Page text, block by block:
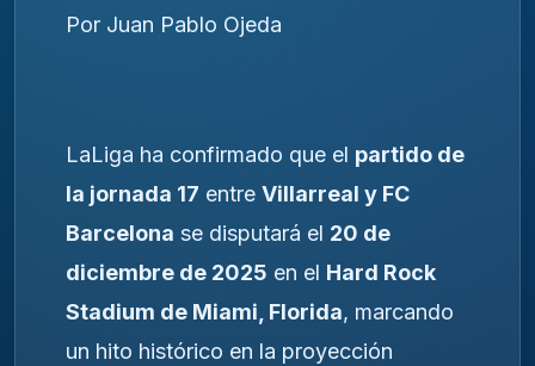
Por Juan Pablo Ojeda
LaLiga ha confirmado que el partido de
la jornada 17 entre Villarreal y FC
Barcelona se disputará el 20 de
diciembre de 2025 en el Hard Rock
Stadium de Miami, Florida, marcando
un hito histórico en la proyección